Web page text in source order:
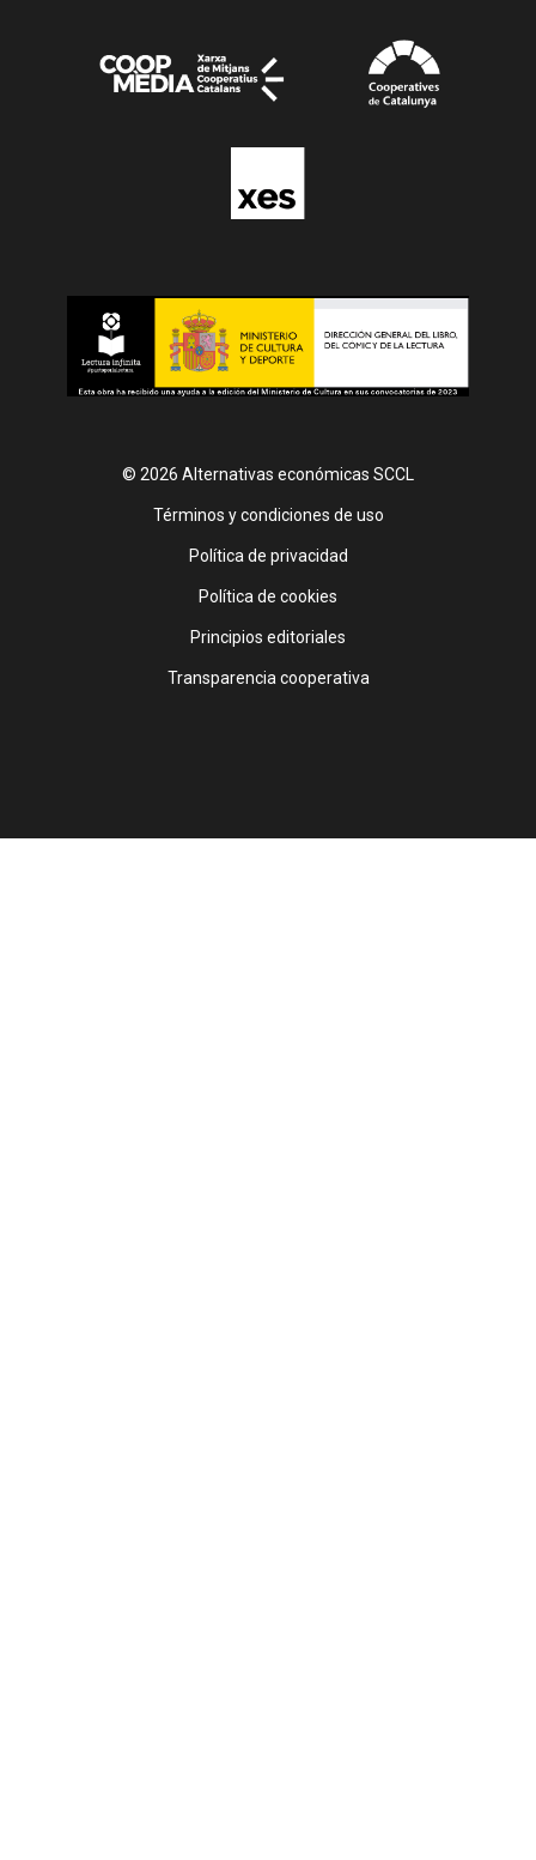
© 2026 Alternativas económicas SCCL
Footer
Términos y condiciones de uso
Política de privacidad
Política de cookies
Principios editoriales
Transparencia cooperativa